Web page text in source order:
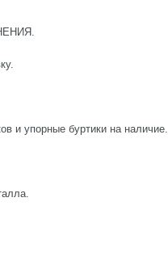
и упорные буртики на наличие.